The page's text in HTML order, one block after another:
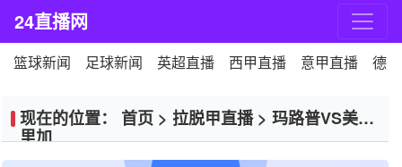
24直播网
篮球新闻 足球新闻 英超直播 西甲直播 意甲直播 德
现在的位置： 首页 > 拉脱甲直播> 玛路普VS美塔
里加